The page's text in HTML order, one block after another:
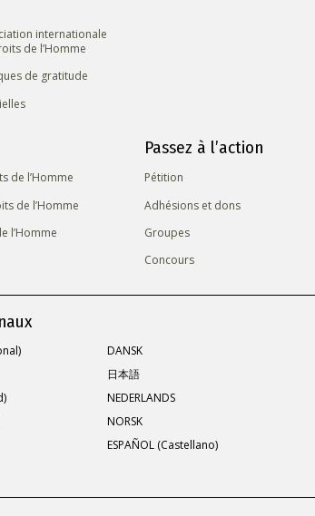
internationale
de l’Homme
de gratitude
de l’Homme
de l’Homme
l’Homme
Passez à l’action
Pétition
Adhésions et dons
Groupes
Concours
DANSK
日本語
NEDERLANDS
NORSK
ESPAÑOL (Castellano)